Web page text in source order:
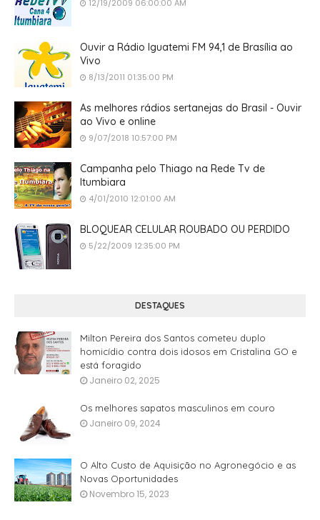
12/19/2009 06:00:00 AM
Ouvir a Rádio Iguatemi FM 94,1 de Brasília ao
Vivo
8/13/2011 01:35:00 PM
As melhores rádios sertanejas do Brasil - Ouvir
ao Vivo e online
9/07/2018 10:57:00 PM
Campanha pelo Thiago na Rede Tv de
Itumbiara
4/01/2010 12:01:00 AM
BLOQUEAR CELULAR ROUBADO OU PERDIDO
5/22/2009 12:35:00 PM
DESTAQUES
Milton Pereira dos Santos cometeu duplo
homicídio contra dois idosos em Cristalina GO e
está foragido
Janeiro 02, 2025
Os melhores sapatos masculinos em couro
Janeiro 09, 2024
O Alto Custo de Aquisição no Agronegócio e as
Novas Oportunidades
Novembro 15, 2023